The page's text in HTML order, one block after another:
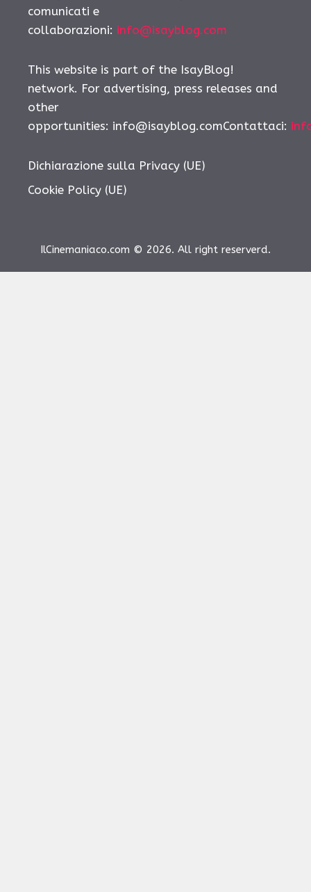
comunicati e
collaborazioni: info@isayblog.com
This website is part of the IsayBlog!
network. For advertising, press releases and
other
opportunities: info@isayblog.comContattaci:
Dichiarazione sulla Privacy (UE)
Cookie Policy (UE)
IlCinemaniaco.com © 2026. All right reserverd.